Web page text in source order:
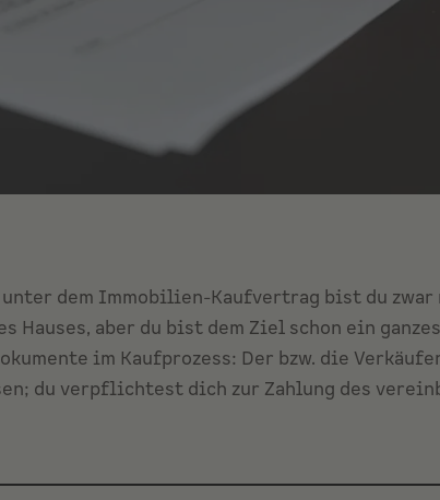
dem Immobilien-Kaufvertrag bist du zwar
Hauses, aber du bist dem Ziel schon ein
im Kaufprozess: Der bzw. die
du verpflichtest dich zur Zahlung des